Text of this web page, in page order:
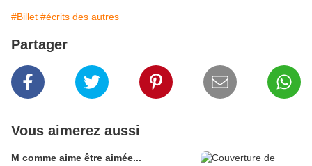
#Billet #écrits des autres
Partager
Vous aimerez aussi
M comme aime être aimée...